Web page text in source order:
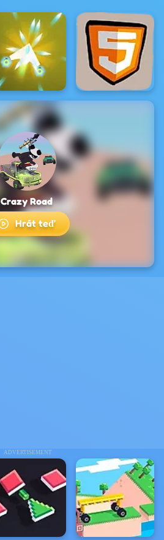
ADVERTISEMENT
Crazy Road
Hrát teď